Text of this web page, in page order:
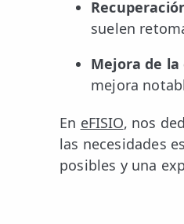
suelen
Mejora de la
mejora
En eFISIO, nos
las necesidades
posibles y una